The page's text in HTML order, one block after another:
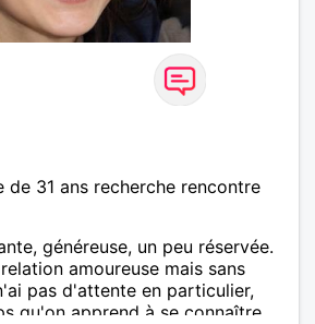
de 31 ans recherche rencontre
généreuse, un peu réservée.
amoureuse mais sans
pas d'attente en particulier,
qu'on apprend à se connaître.